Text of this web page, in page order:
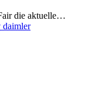
die aktuelle…